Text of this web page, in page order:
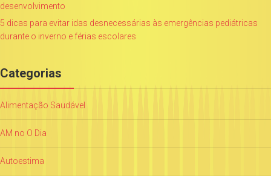
desenvolvimento
5 dicas para evitar idas desnecessárias às emergências pediátricas
durante o inverno e férias escolares
Categorias
Alimentação Saudável
AM no O Dia
Autoestima